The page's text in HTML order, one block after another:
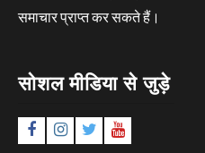
समाचार प्राप्त कर सकते हैं।
सोशल मीडिया से जुड़े
FacebookInstagram
TwitterYouTube